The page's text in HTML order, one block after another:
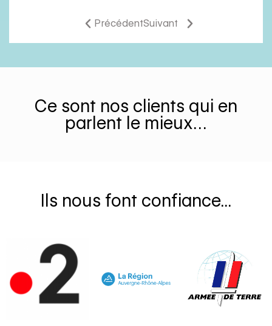
PrécédentSuivant
Ce sont nos clients qui en
parlent le mieux…
Ils nous font confiance...